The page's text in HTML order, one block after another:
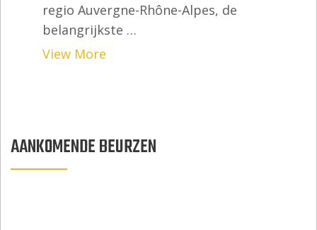
regio Auvergne-Rhône-Alpes, de
belangrijkste …
View More
AANKOMENDE BEURZEN